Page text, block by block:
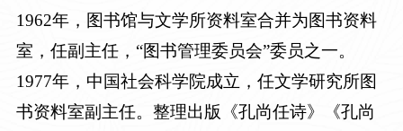
1962年，图书馆与文学所资料室合并为图书资料
室，任副主任， “图书管理委员会”委员之一。
1977年，中国社会科学院成立，任文学研究所图
书资料室副主任。整理出版《孔尚任诗》《孔尚